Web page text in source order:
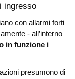
ingresso
con allarmi forti
- all’interno
in funzione i
presumono di